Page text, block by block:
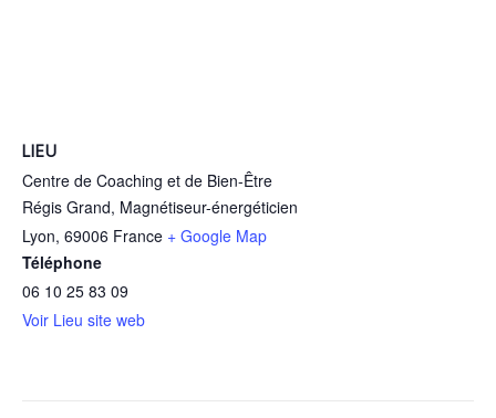
LIEU
Centre de Coaching et de Bien-Être
Régis Grand, Magnétiseur-énergéticien
Lyon, 69006 France + Google Map
Téléphone
06 10 25 83 09
Voir Lieu site web